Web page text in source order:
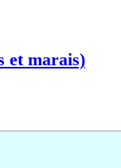
et marais)